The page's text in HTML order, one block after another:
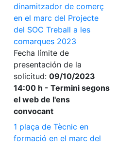
dinamitzador de comerç
en el marc del Projecte
del SOC Treball a les
comarques 2023
Fecha límite de
presentación de la
solicitud: 09/10/2023
14:00 h - Termini segons
el web de l'ens
convocant
1 plaça de Tècnic en
formació en el marc del